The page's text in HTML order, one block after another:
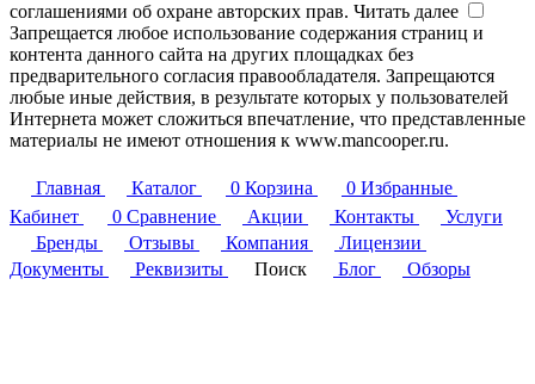
соглашениями об охране авторских прав. Читать далее
Запрещается любое использование содержания страниц и
контента данного сайта на других площадках без
предварительного согласия правообладателя. Запрещаются
любые иные действия, в результате которых у пользователей
Интернета может сложиться впечатление, что представленные
материалы не имеют отношения к www.mancooper.ru.
Главная Каталог 0 Корзина 0 Избранные
Кабинет
0 Сравнение Акции Контакты
Услуги
Бренды
Отзывы Компания
Лицензии
Документы
Реквизиты Поиск Блог Обзоры